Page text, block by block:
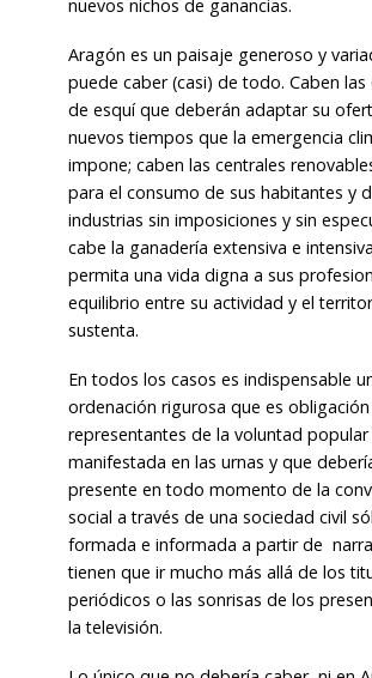
nuevos nichos de ganancias.
Aragón es un paisaje generoso y
puede caber (casi) de todo. Caben las
de esquí que deberán adaptar su
nuevos tiempos que la emergencia
impone; caben las centrales
para el consumo de sus habitantes y
industrias sin imposiciones y sin
cabe la ganadería extensiva e
permita una vida digna a sus
equilibrio entre su actividad y el
sustenta.
En todos los casos es indispensable
ordenación rigurosa que es
representantes de la voluntad popular
manifestada en las urnas y que
presente en todo momento de la
social a través de una sociedad civil
formada e informada a partir de
tienen que ir mucho más allá de los
periódicos o las sonrisas de los
la televisión.